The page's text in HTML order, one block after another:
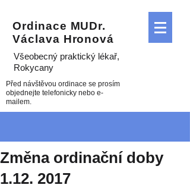
Ordinace MUDr.
Václava Hronová
Všeobecný praktický lékař,
Rokycany
Před návštěvou ordinace se prosím
objednejte telefonicky nebo e-
mailem.
Změna ordinační doby
1.12. 2017